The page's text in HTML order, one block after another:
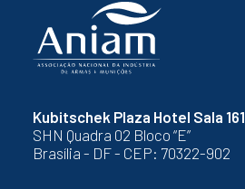
Kubitschek Plaza Hotel Sala 161
SHN Quadra 02 Bloco “E”
Brasília - DF - CEP: 70322-902